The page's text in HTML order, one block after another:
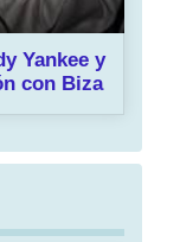
Yankee y
con Biza